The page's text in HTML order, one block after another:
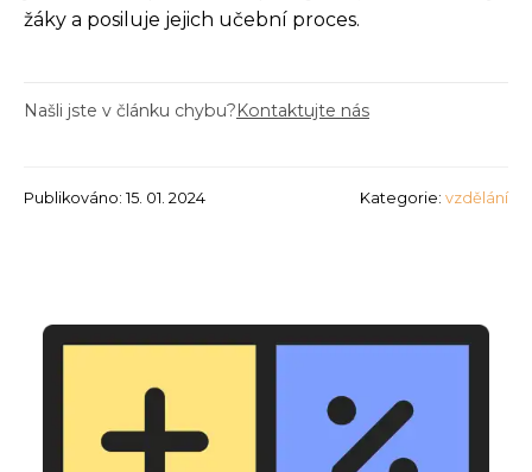
žáky a posiluje jejich učební proces.
Našli jste v článku chybu?Kontaktujte nás
Publikováno: 15. 01. 2024 Kategorie: vzdělání